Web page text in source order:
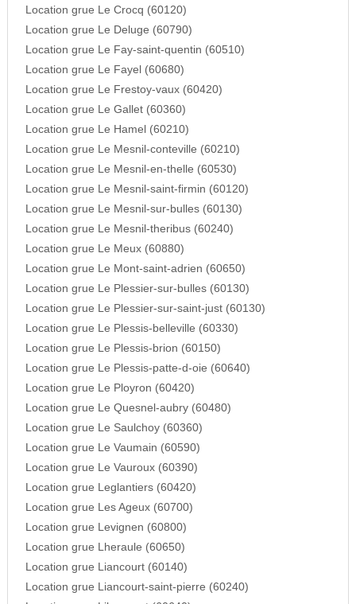
Location grue Le Crocq (60120)
Location grue Le Deluge (60790)
Location grue Le Fay-saint-quentin (60510)
Location grue Le Fayel (60680)
Location grue Le Frestoy-vaux (60420)
Location grue Le Gallet (60360)
Location grue Le Hamel (60210)
Location grue Le Mesnil-conteville (60210)
Location grue Le Mesnil-en-thelle (60530)
Location grue Le Mesnil-saint-firmin (60120)
Location grue Le Mesnil-sur-bulles (60130)
Location grue Le Mesnil-theribus (60240)
Location grue Le Meux (60880)
Location grue Le Mont-saint-adrien (60650)
Location grue Le Plessier-sur-bulles (60130)
Location grue Le Plessier-sur-saint-just (60130)
Location grue Le Plessis-belleville (60330)
Location grue Le Plessis-brion (60150)
Location grue Le Plessis-patte-d-oie (60640)
Location grue Le Ployron (60420)
Location grue Le Quesnel-aubry (60480)
Location grue Le Saulchoy (60360)
Location grue Le Vaumain (60590)
Location grue Le Vauroux (60390)
Location grue Leglantiers (60420)
Location grue Les Ageux (60700)
Location grue Levignen (60800)
Location grue Lheraule (60650)
Location grue Liancourt (60140)
Location grue Liancourt-saint-pierre (60240)